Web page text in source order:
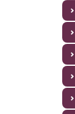
Ciencia ficción